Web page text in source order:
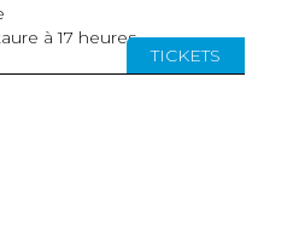
à 17 heures
TICKETS